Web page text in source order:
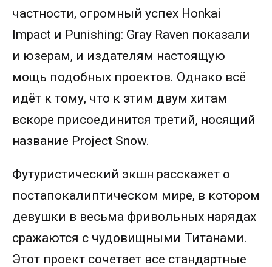
частности, огромный успех Honkai
Impact и Punishing: Gray Raven показали
и юзерам, и издателям настоящую
мощь подобных проектов. Однако всё
идёт к тому, что к этим двум хитам
вскоре присоединится третий, носящий
название Project Snow.
Футуристический экшн расскажет о
постапокалиптическом мире, в котором
девушки в весьма фривольных нарядах
сражаются с чудовищными Титанами.
Этот проект сочетает все стандартные